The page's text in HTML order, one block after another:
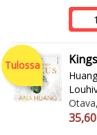
Tulossa